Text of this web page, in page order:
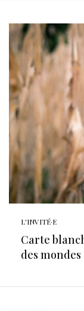
L'INVITÉ·E
Carte
des mondes